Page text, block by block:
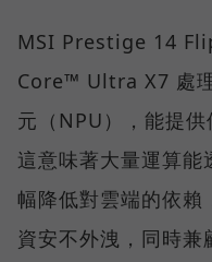
MSI Prestige 14
Core™ Ultra X7 處
元（NPU），能提
這意味著大量運算能
幅降低對雲端的依賴
資安不外洩，同時